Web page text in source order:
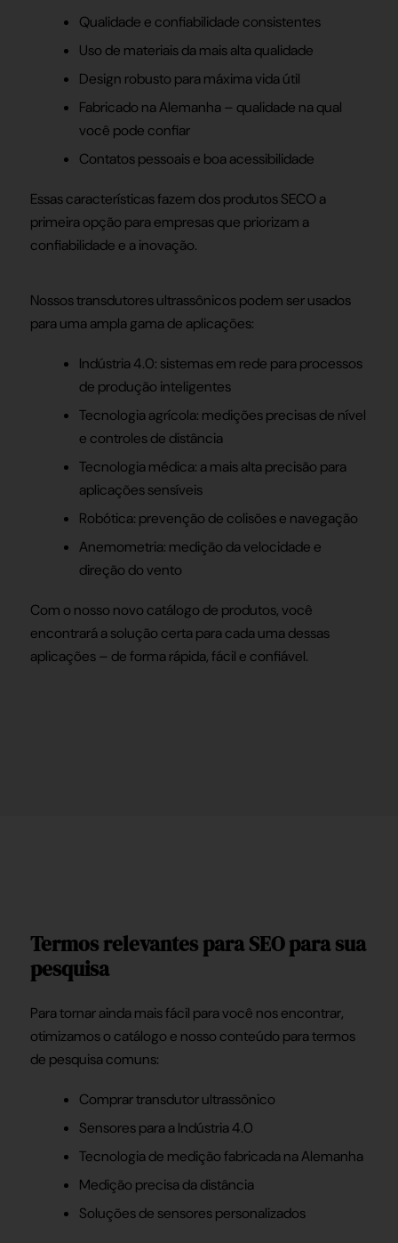
Qualidade e confiabilidade consistentes
Uso de materiais da mais alta qualidade
Design robusto para máxima vida útil
Fabricado na Alemanha – qualidade na qual
você pode confiar
Contatos pessoais e boa acessibilidade
Essas características fazem dos produtos SECO a
primeira opção para empresas que priorizam a
confiabilidade e a inovação.
Nossos transdutores ultrassônicos podem ser usados
para uma ampla gama de aplicações:
Indústria 4.0: sistemas em rede para processos
de produção inteligentes
Tecnologia agrícola: medições precisas de nível
e controles de distância
Tecnologia médica: a mais alta precisão para
aplicações sensíveis
Robótica: prevenção de colisões e navegação
Anemometria: medição da velocidade e
direção do vento
Com o nosso novo catálogo de produtos, você
encontrará a solução certa para cada uma dessas
aplicações – de forma rápida, fácil e confiável.
Termos relevantes para SEO para sua
pesquisa
Para tornar ainda mais fácil para você nos encontrar,
otimizamos o catálogo e nosso conteúdo para termos
de pesquisa comuns:
Comprar transdutor ultrassônico
Sensores para a Indústria 4.0
Tecnologia de medição fabricada na Alemanha
Medição precisa da distância
Soluções de sensores personalizados